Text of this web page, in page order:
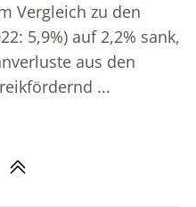
Vergleich zu den
5,9%) auf 2,2% sank,
aus den
...